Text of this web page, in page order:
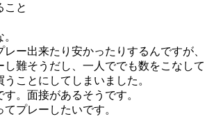
こと
ー出来たり安かったりするんですが、
し難そうだし、一人ででも数をこなして
ことにしてしまいました。
。面接があるそうです。
プレーしたいです。